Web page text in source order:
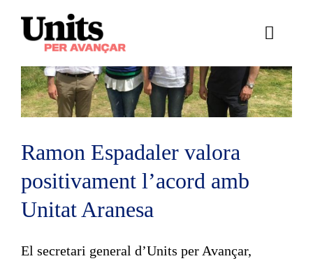
content
Toggle
Ramon Espadaler valora
positivament l’acord amb
Unitat Aranesa
El secretari general d’Units per Avançar,